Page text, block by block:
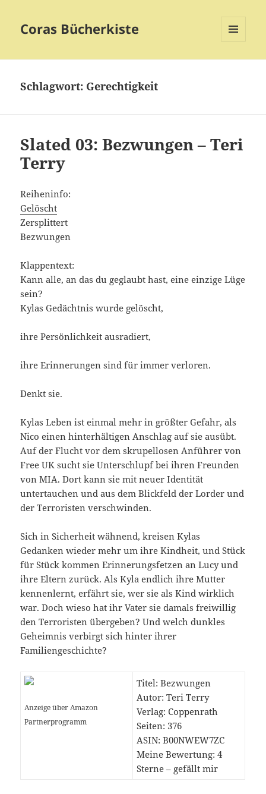
Coras Bücherkiste
Schlagwort: Gerechtigkeit
Slated 03: Bezwungen – Teri
Terry
Reiheninfo:
Gelöscht
Zersplittert
Bezwungen
Klappentext:
Kann alle, an das du geglaubt hast, eine einzige Lüge
sein?
Kylas Gedächtnis wurde gelöscht,
ihre Persönlichkeit ausradiert,
ihre Erinnerungen sind für immer verloren.
Denkt sie.
Kylas Leben ist einmal mehr in größter Gefahr, als
Nico einen hinterhältigen Anschlag auf sie ausübt.
Auf der Flucht vor dem skrupellosen Anführer von
Free UK sucht sie Unterschlupf bei ihren Freunden
von MIA. Dort kann sie mit neuer Identität
untertauchen und aus dem Blickfeld der Lorder und
der Terroristen verschwinden.
Sich in Sicherheit wähnend, kreisen Kylas
Gedanken wieder mehr um ihre Kindheit, und Stück
für Stück kommen Erinnerungsfetzen an Lucy und
ihre Eltern zurück. Als Kyla endlich ihre Mutter
kennenlernt, erfährt sie, wer sie als Kind wirklich
war. Doch wieso hat ihr Vater sie damals freiwillig
den Terroristen übergeben? Und welch dunkles
Geheimnis verbirgt sich hinter ihrer
Familiengeschichte?
Anzeige über Amazon
Partnerprogramm
Titel: Bezwungen
Autor: Teri Terry
Verlag: Coppenrath
Seiten: 376
ASIN: B00NWEW7ZC
Meine Bewertung: 4
Sterne – gefällt mir